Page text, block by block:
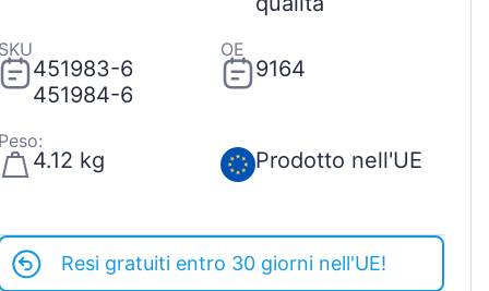
451983-6
451984-6
OE
9164
4.12 kg Prodotto nell'UE
Resi gratuiti entro 30 giorni nell'UE!